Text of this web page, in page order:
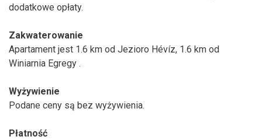
dodatkowe opłaty.
Zakwaterowanie
Apartament jest 1.6 km od Jezioro Hévíz, 1.6 km od
Winiarnia Egregy .
Wyżywienie
Podane ceny są bez wyżywienia.
Płatność